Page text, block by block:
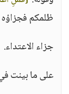
ظلمكم فجزاؤه
جزاء الاعتداء.
على ما بينت